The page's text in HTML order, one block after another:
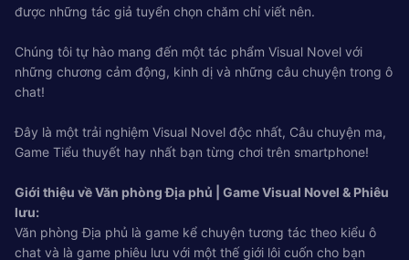
được những tác giả tuyển chọn chăm chỉ viết nên.
Chúng tôi tự hào mang đến một tác phẩm Visual Novel với
những chương cảm động, kinh dị và những câu chuyện trong ô
chat!
Đây là một trải nghiệm Visual Novel độc nhất, Câu chuyện ma,
Game Tiểu thuyết hay nhất bạn từng chơi trên smartphone!
Giới thiệu về Văn phòng Địa phủ | Game Visual Novel & Phiêu
lưu:
Văn phòng Địa phủ là game kể chuyện tương tác theo kiểu ô
chat và là game phiêu lưu với một thế giới lôi cuốn cho bạn